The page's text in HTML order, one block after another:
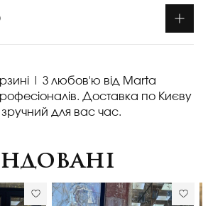
| З любов'ю від Marta
Доставка по Києву
зручний для вас час.